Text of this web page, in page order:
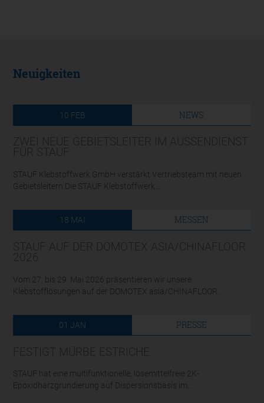
Neuigkeiten
10 FEB NEWS
STAUF Klebstoffwerk GmbH verstärkt Vertriebsteam mit neuen
Gebietsleitern Die STAUF Klebstoffwerk...
18 MAI MESSEN
Vom 27. bis 29. Mai 2026 präsentieren wir unsere
Klebstofflösungen auf der DOMOTEX asia/CHINAFLOOR...
01 JAN PRESSE
STAUF hat eine multifunktionelle, lösemittelfreie 2K-
Epoxidharzgrundierung auf Dispersionsbasis im...